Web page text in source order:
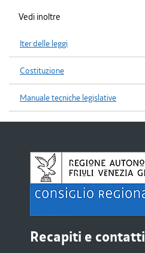
Vedi inoltre
Iter delle leggi
Costituzione
Manuale tecniche legislative
Recapiti e contatti